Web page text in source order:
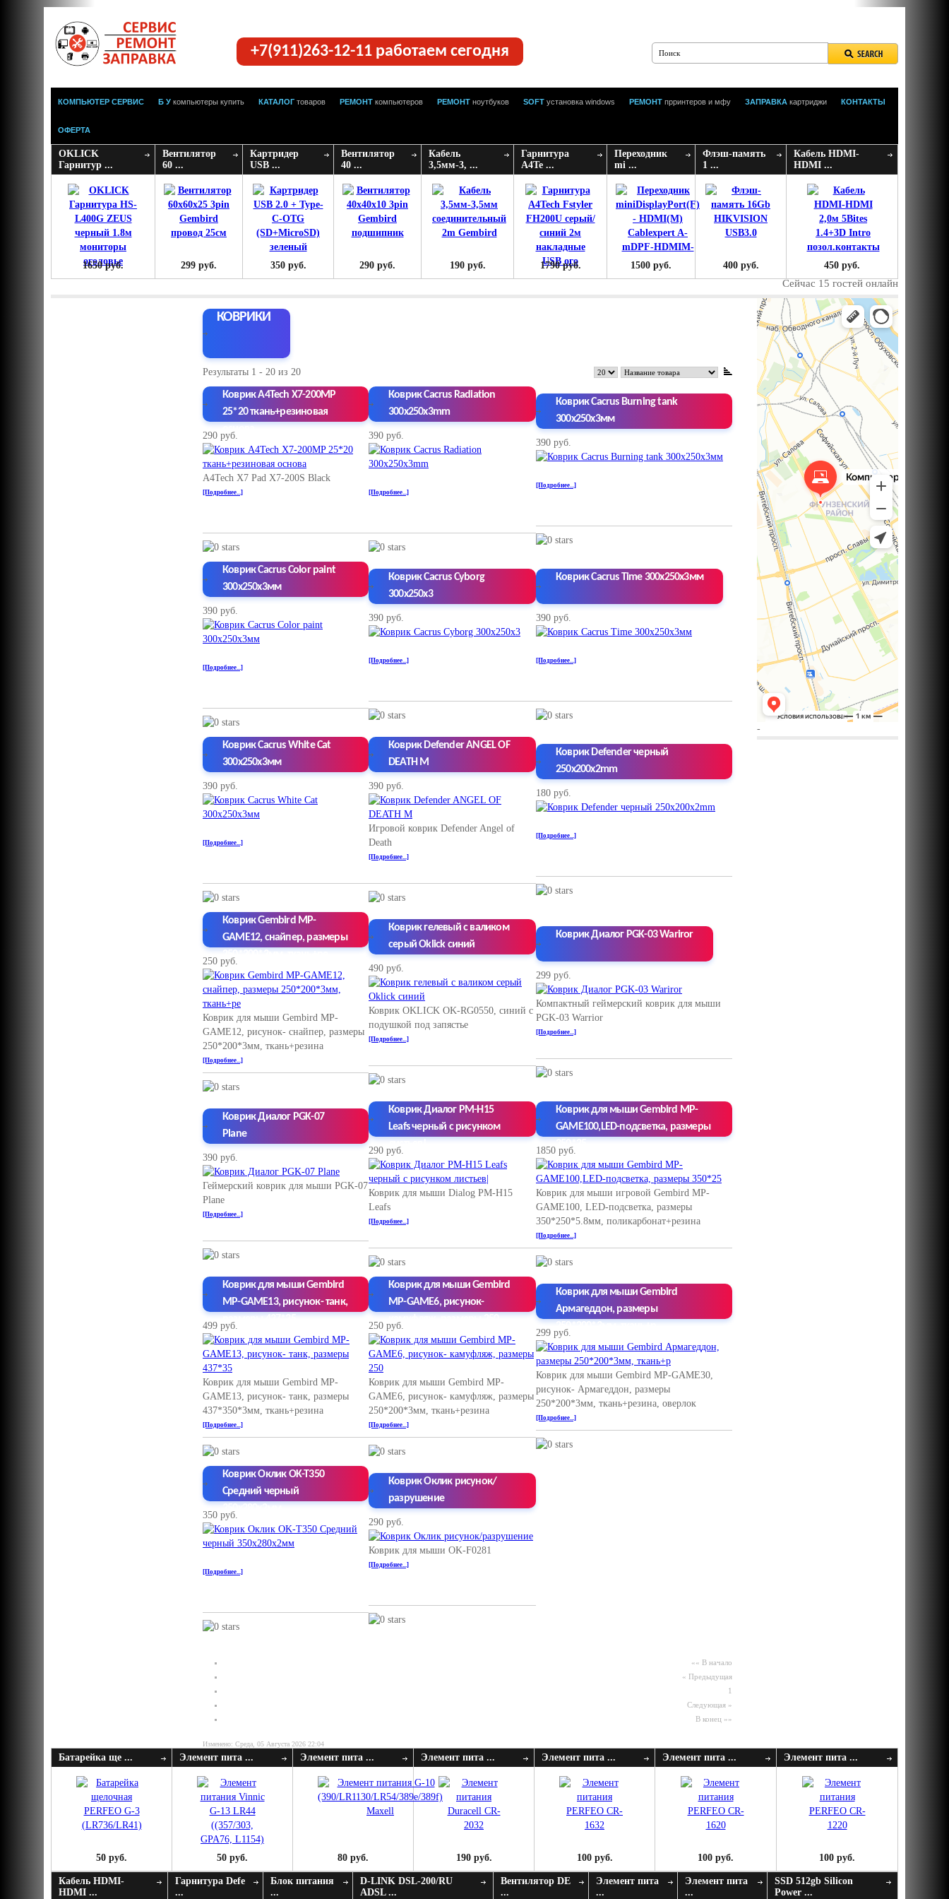
+7(911)263-12-11 работаем сегодня
КОМПЬЮТЕР СЕРВИС Б У компьютеры купить КАТАЛОГ товаров РЕМОНТ компьютеров РЕМОНТ ноутбуков SOFT установка windows РЕМОНТ прринтеров и мфу ЗАПРАВКА картриджи КОНТАКТЫ
ОФЕРТА
OKLICK
Гарнитур ...
1650 руб.
Вентилятор
60 ...
299 руб.
Картридер
USB ...
350 руб.
Вентилятор
40 ...
290 руб.
Кабель
3,5мм-3, ...
190 руб.
Гарнитура
A4Te ...
1790 руб.
Переходник
mi ...
1500 руб.
Флэш-память
1 ...
400 руб.
Кабель HDMI-
HDMI ...
450 руб.
Сейчас 15 гостей онлайн
КОВРИКИ
Результаты 1 - 20 из 20
Коврик A4Tech X7-200MP
25*20 ткань+резиновая
290 руб.
A4Tech X7 Pad X7-200S Black
[Подробнее...]
Коврик Cacrus Radiation
300x250x3mm
390 руб.
[Подробнее...]
Коврик Cacrus Burning tank
300x250x3мм
390 руб.
[Подробнее...]
Коврик Cacrus Color paint
300x250x3мм
390 руб.
[Подробнее...]
Коврик Cacrus Cyborg
300x250x3
390 руб.
[Подробнее...]
Коврик Cacrus Time 300x250x3мм
390 руб.
[Подробнее...]
Коврик Cacrus White Cat
300x250x3мм
390 руб.
[Подробнее...]
Коврик Defender ANGEL OF
DEATH M
390 руб.
Игровой коврик Defender Angel of
Death
[Подробнее...]
Коврик Defender черный
250x200x2mm
180 руб.
[Подробнее...]
Коврик Gembird MP-
GAME12, снайпер, размеры
250 руб.
Коврик для мыши Gembird MP-
GAME12, рисунок- снайпер, размеры
250*200*3мм, ткань+резина
[Подробнее...]
Коврик гелевый с валиком
серый Oklick синий
490 руб.
Коврик OKLICK OK-RG0550, синий с
подушкой под запястье
[Подробнее...]
Коврик Диалог PGK-03 Wariror
299 руб.
Компактный геймерский коврик для мыши
PGK-03 Warrior
[Подробнее...]
Коврик Диалог PGK-07
Plane
390 руб.
Геймерский коврик для мыши PGK-07
Plane
[Подробнее...]
Коврик Диалог PM-H15
Leafs черный с рисунком
290 руб.
Коврик для мыши Dialog PM-H15
Leafs
[Подробнее...]
Коврик для мыши Gembird MP-
GAME100,LED-подсветка, размеры
1850 руб.
Коврик для мыши игровой Gembird MP-
GAME100, LED-подсветка, размеры
350*250*5.8мм, поликарбонат+резина
[Подробнее...]
Коврик для мыши Gembird
MP-GAME13, рисунок- танк,
499 руб.
Коврик для мыши Gembird MP-
GAME13, рисунок- танк, размеры
437*350*3мм, ткань+резина
[Подробнее...]
Коврик для мыши Gembird
MP-GAME6, рисунок-
250 руб.
Коврик для мыши Gembird MP-
GAME6, рисунок- камуфляж, размеры
250*200*3мм, ткань+резина
[Подробнее...]
Коврик для мыши Gembird
Армагеддон, размеры
299 руб.
Коврик для мыши Gembird MP-GAME30,
рисунок- Армагеддон, размеры
250*200*3мм, ткань+резина, оверлок
[Подробнее...]
Коврик Оклик OK-T350
Средний черный
350 руб.
[Подробнее...]
Коврик Оклик рисунок/
разрушение
290 руб.
Коврик для мыши OK-F0281
[Подробнее...]
«« В начало
« Предыдущая
1
Следующая »
В конец »»
Изменено: Среда, 05 Августа 2026 22:04
-
Батарейка ще ...
50 руб.
Элемент пита ...
50 руб.
Элемент пита ...
80 руб.
Элемент пита ...
190 руб.
Элемент пита ...
100 руб.
Элемент пита ...
100 руб.
Элемент пита ...
100 руб.
Кабель HDMI-
HDMI ...
Гарнитура Defe
...
Блок питания
...
D-LINK DSL-200/RU
ADSL ...
Вентилятор DE
...
Элемент пита
...
Элемент пита
...
SSD 512gb Silicon
Power ...